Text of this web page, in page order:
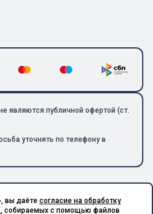
являются публичной офертой (ст.
уточнять по телефону в
1». Все права защищены.
вы даёте согласие на обработку
, собираемых с помощью файлов